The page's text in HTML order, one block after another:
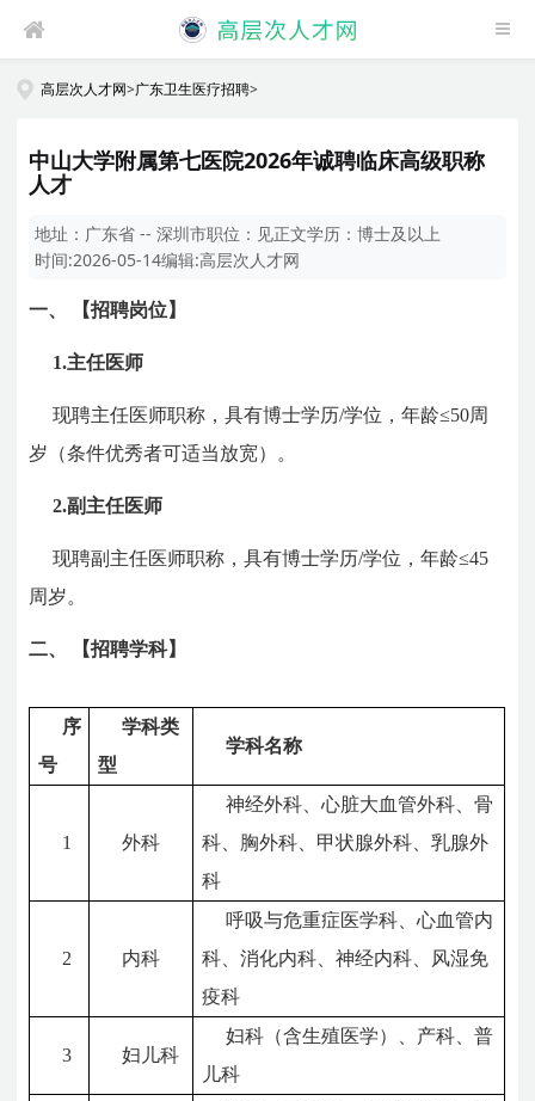
高层次人才网>广东卫生医疗招聘>
中山大学附属第七医院2026年诚聘临床高级职称
人才
地址： 广东省 -- 深圳市职位： 见正文学历：博士及以上
时间:2026-05-14编辑:高层次人才网
一、 【招聘岗位】
1.主任医师
现聘主任医师职称，具有博士学历/学位，年龄≤50周
岁（条件优秀者可适当放宽）。
2.副主任医师
现聘副主任医师职称，具有博士学历/学位，年龄≤45
周岁。
二、 【招聘学科】
序
号
学科类
型
学科名称
1 外科
神经外科、心脏大血管外科、骨
科、胸外科、甲状腺外科、乳腺外
科
2 内科
呼吸与危重症医学科、心血管内
科、消化内科、神经内科、风湿免
疫科
3 妇儿科
妇科（含生殖医学）、产科、普
儿科